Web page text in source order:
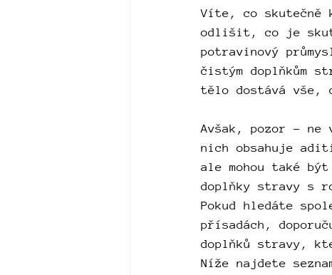
Víte, co skutečně
odlišit, co je
potravinový
čistým doplňkům
tělo dostává vše,
Avšak, pozor - ne
nich obsahuje
ale mohou také
doplňky stravy s
Pokud hledáte
přísadách,
doplňků stravy,
Níže najdete